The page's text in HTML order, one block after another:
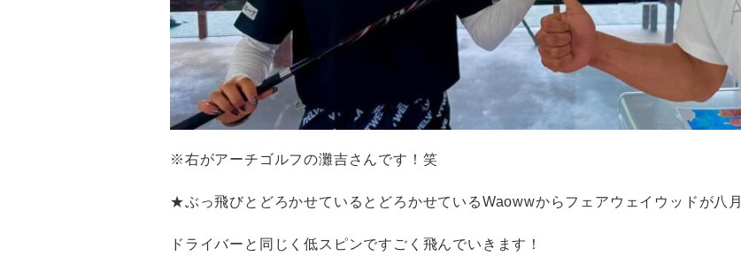
※右がアーチゴルフの灘吉さんです！笑
★ぶっ飛びとどろかせているとどろかせているWaowwからフェアウェイウッドが八
ドライバーと同じく低スピンですごく飛んでいきます！